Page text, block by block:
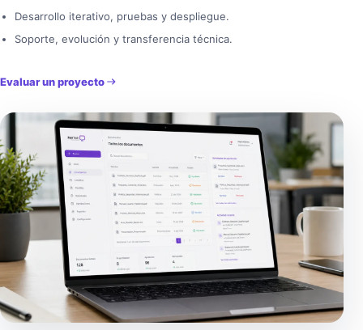
Desarrollo iterativo, pruebas y despliegue.
Soporte, evolución y transferencia técnica.
Evaluar un proyecto